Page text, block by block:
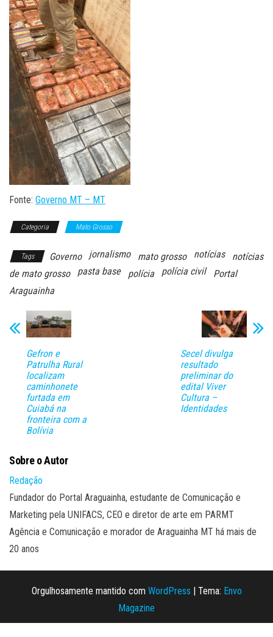
Fonte: Governo MT – MT
Categoria Mato Grosso
Tags Governo jornalismo mato grosso notícias
notícias
de mato grosso
pasta base polícia polícia civil
Portal
Araguainha
Gefron e
Patrulha Rural
localizam
caminhonete
furtada em
Cuiabá na
fronteira com a
Bolívia
Secel divulga
resultado
preliminar do
edital Viver
Cultura –
Identidades
Sobre o Autor
Redação
Fundador do Portal Araguainha, estudante de Comunicação e
Marketing pela UNIFACS, CEO e diretor de arte em PARMT
Agência e Comunicação e morador de Araguainha MT há mais de
20 anos
Orgulhosamente mantido com WordPress | Tema: Envo
Magazine